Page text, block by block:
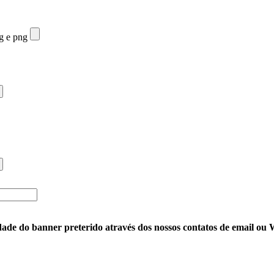
e png
do banner preterido através dos nossos contatos de email ou